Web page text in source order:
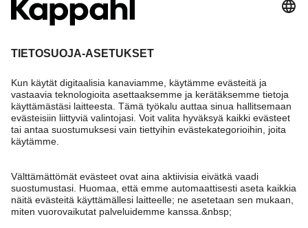
Tarvitsetko apua?
Asiakaspalvelu
Usein kysyttyä
Tilaus
Ota yhteyttä
Kappahl Club
Kappahl Club
Jäsenyysehdot
Tietoa Kappahl Group
Kestävä kehitys
Ehdot & käytännöt